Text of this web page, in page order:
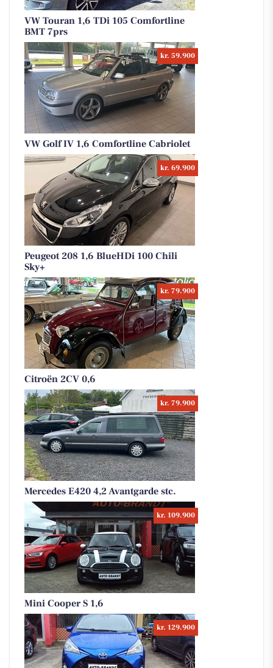
VW Touran 1,6 TDi 105 Comfortline
BMT 7prs
kr. 59.900
VW Golf IV 1,6 Comfortline Cabriolet
kr. 69.900
Peugeot 208 1,6 BlueHDi 100 Chili
Sky+
kr. 79.900
Citroën 2CV 0,6
kr. 79.900
Mercedes E420 4,2 Avantgarde stc.
kr. 109.900
Mini Cooper S 1,6
kr. 129.900